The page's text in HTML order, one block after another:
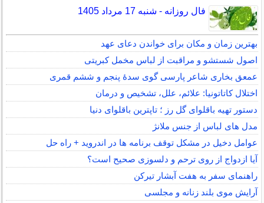
فال روزانه - شنبه 17 مرداد 1405
بهترین زمان و مکان برای خواندن دعای عهد
اصول شستشو و مراقبت از لباس مخمل کبریتی
عمعق بخاری شاعر پارسی گوی سدهٔ پنجم و ششم قمری
اختلال کاتاتونیا: علائم، علل، تشخیص و درمان
دستور تهیه باقلوای گل رز ؛ تاپترین باقلوای دنیا
مدل های لباس از جنس ملانژ
عوامل دخیل در مشکل توقف برنامه ها در اندروید + راه حل
آیا ازدواج از روی ترحم و دلسوزی صحیح است؟
راهنمای سفر به هفت آبشار تیرکن
آرایش موی بلند زنانه و مجلسی